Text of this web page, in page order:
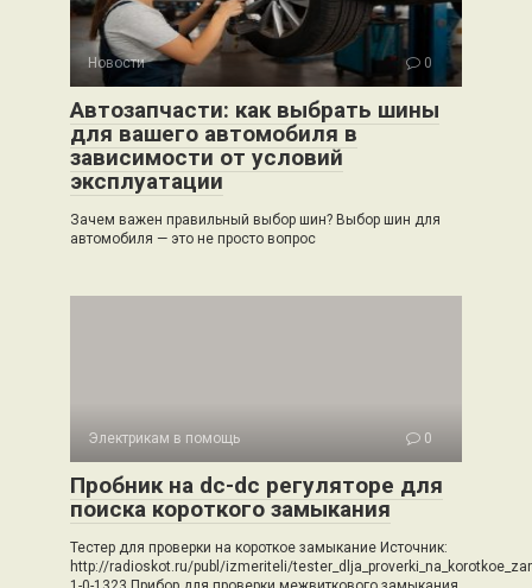
Новости 0
Автозапчасти: как выбрать шины
для вашего автомобиля в
зависимости от условий
эксплуатации
Зачем важен правильный выбор шин? Выбор шин для
автомобиля — это не просто вопрос
Электрикам в помощь 0
Пробник на dc-dc регуляторе для
поиска короткого замыкания
Тестер для проверки на короткое замыкание Источник:
http://radioskot.ru/publ/izmeriteli/